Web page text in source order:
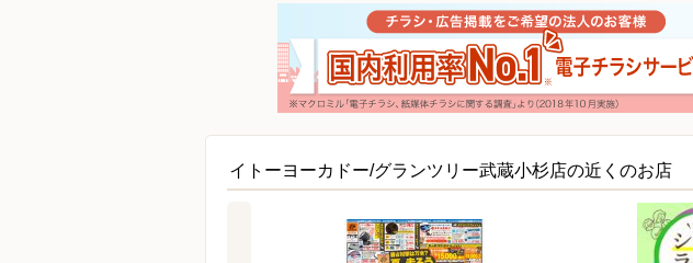
イトーヨーカドー/グランツリー武蔵小杉店の近くのお店